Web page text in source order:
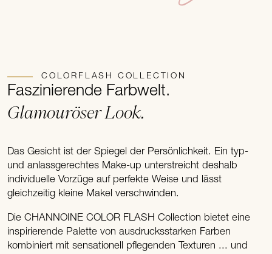
COLORFLASH COLLECTION
Faszinierende Farbwelt.
Glamouröser Look.
Das Gesicht ist der Spiegel der Persönlichkeit. Ein typ-
und anlassgerechtes Make-up unterstreicht deshalb
individuelle Vorzüge auf perfekte Weise und lässt
gleichzeitig kleine Makel verschwinden.
Die CHANNOINE COLOR FLASH Collection bietet eine
inspirierende Palette von ausdrucksstarken Farben
kombiniert mit sensationell pflegenden Texturen ... und